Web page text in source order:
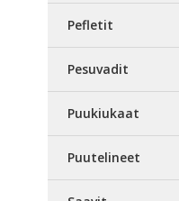
Pefletit
Pesuvadit
Puukiukaat
Puutelineet